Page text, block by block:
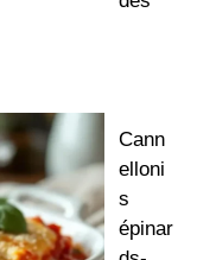
Cann
elloni
s
épinar